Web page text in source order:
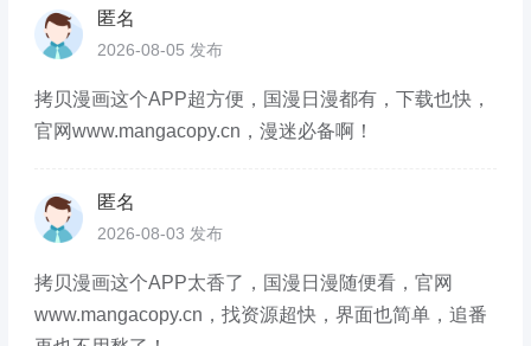
匿名
2026-08-05 发布
拷贝漫画这个APP超方便，国漫日漫都有，下载也快，
官网www.mangacopy.cn，漫迷必备啊！
匿名
2026-08-03 发布
拷贝漫画这个APP太香了，国漫日漫随便看，官网
www.mangacopy.cn，找资源超快，界面也简单，追番